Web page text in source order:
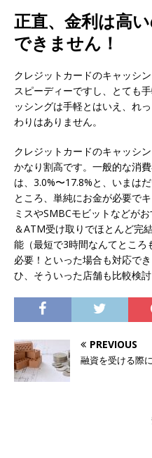
正直、金利は高
できません！
クレジットカードのキャッシ
スピーディーですし、とても
ッシングは手軽とはいえ、れ
わりはありません。
クレジットカードのキャッシ
かなり割高です。一般的な消
は、3.0%〜17.8%と、いまは
ところ、単純にお金が必要で
ミスやSMBCモビットなどが
＆ATM受け取りでほとんど完
能（最短で3時間なんてところ
必要！といった場合も対応で
ひ、そういった店舗も比較検討
PREVIOUS
融資を受ける際